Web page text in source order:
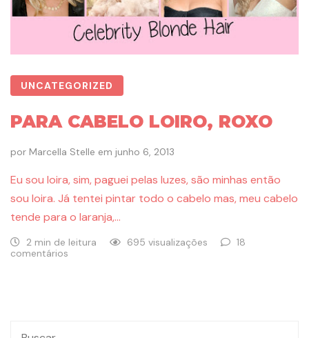
UNCATEGORIZED
PARA CABELO LOIRO, ROXO
por Marcella Stelle em junho 6, 2013
Eu sou loira, sim, paguei pelas luzes, são minhas então
sou loira. Já tentei pintar todo o cabelo mas, meu cabelo
tende para o laranja,…
2 min de leitura 695 visualizações
18
comentários